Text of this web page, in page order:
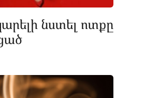
կարելի նստել ոտքը